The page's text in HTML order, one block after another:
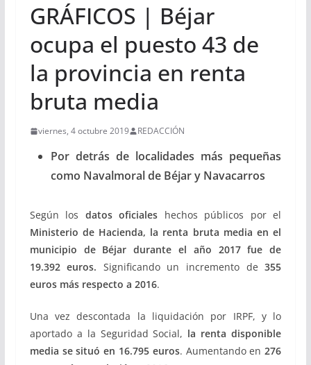
GRÁFICOS | Béjar
ocupa el puesto 43 de
la provincia en renta
bruta media
viernes, 4 octubre 2019 REDACCIÓN
Por detrás de localidades más pequeñas
como Navalmoral de Béjar y Navacarros
Según los datos oficiales hechos públicos por el
Ministerio de Hacienda, la renta bruta media en el
municipio de Béjar durante el año 2017 fue de
19.392 euros. Significando un incremento de355
euros más respecto a 2016.
Una vez descontada la liquidación por IRPF, y lo
aportado a la Seguridad Social, la renta disponible
media se situó en 16.795 euros. Aumentando en276